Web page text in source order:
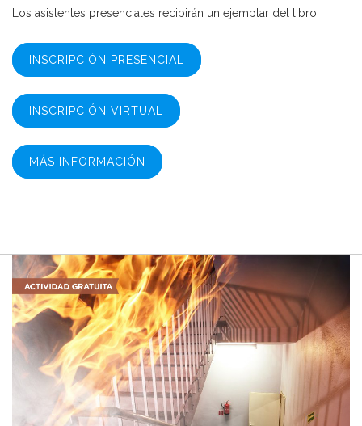
Los asistentes presenciales recibirán un ejemplar del libro.
INSCRIPCIÓN PRESENCIAL
INSCRIPCIÓN VIRTUAL
MÁS INFORMACIÓN